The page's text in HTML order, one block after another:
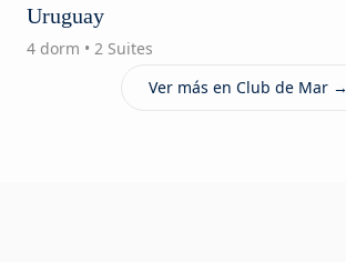
Uruguay
4 dorm • 2 Suites
Ver más en Club de Mar →